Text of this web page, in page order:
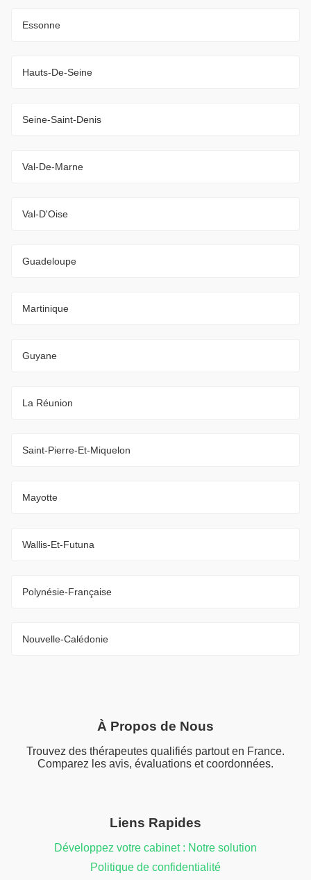
Essonne
Hauts-De-Seine
Seine-Saint-Denis
Val-De-Marne
Val-D'Oise
Guadeloupe
Martinique
Guyane
La Réunion
Saint-Pierre-Et-Miquelon
Mayotte
Wallis-Et-Futuna
Polynésie-Française
Nouvelle-Calédonie
À Propos de Nous
Trouvez des thérapeutes qualifiés partout en France.
Comparez les avis, évaluations et coordonnées.
Liens Rapides
Développez votre cabinet : Notre solution
Politique de confidentialité